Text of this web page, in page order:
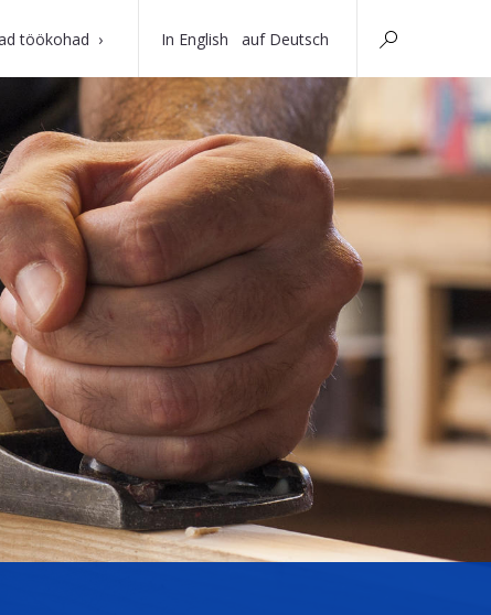
töökohad In English auf Deutsch